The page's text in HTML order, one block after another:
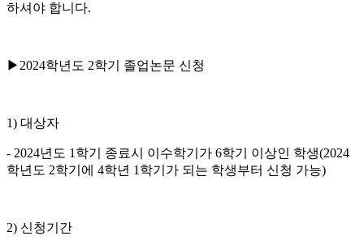
하셔야 합니다.
▶2024학년도 2학기 졸업논문 신청
1) 대상자
- 2024년도 1학기 종료시 이수학기가 6학기 이상인 학생(2024
학년도 2학기에 4학년 1학기가 되는 학생부터 신청 가능)
2) 신청기간